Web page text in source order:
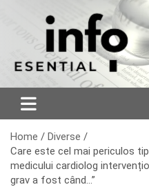
Home
Diverse
Care este cel mai periculos
medicului cardiolog
grav a fost când…”